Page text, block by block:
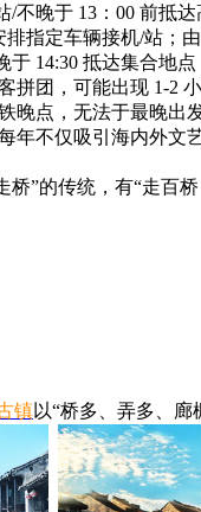
晚于 13：00 前抵
指定车辆接机/站；
14:30 抵达集合地点
拼团，可能出现 1-2
晚点，无法于最晚出
年不仅吸引海内外文
桥”的传统，有“走百
镇以“桥多、弄多、廊